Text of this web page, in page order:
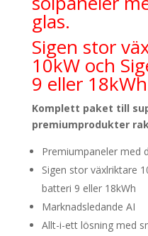
glas.
Sigen stor
10kW och
9 eller 18kWh
Komplett paket till
premiumprodukter
Premiumpaneler med
Sigen stor växlriktare
batteri 9 eller 18kWh
Marknadsledande AI
Allt-i-ett lösning med